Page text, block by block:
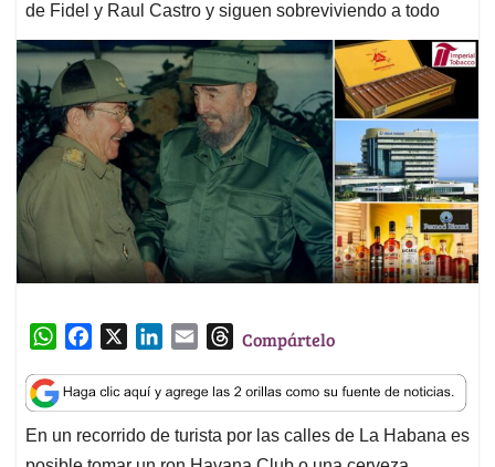
de Fidel y Raul Castro y siguen sobreviviendo a todo
W
a
t
s
c
e
b
n
k
e
a
i
l
T
r
e
a
Compártelo
En un recorrido de turista por las calles de La Habana es